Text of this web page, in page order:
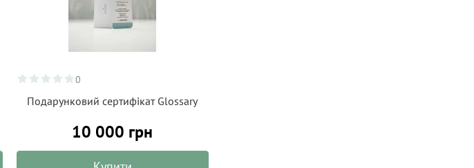
0
Подарунковий сертифікат Glossary
10 000 грн